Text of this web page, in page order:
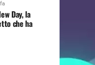
Day, la
che ha